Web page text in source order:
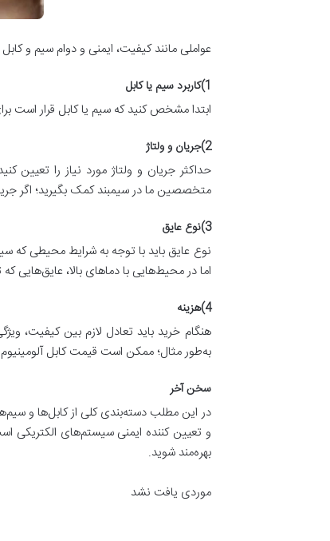
عواملی مانند کیفیت، ایمنی و دوام سیم و
1)کاربرد سیم یا کابل
ابتدا مشخص کنید که سیم یا کابل قرار است
2)جریان و ولتاژ
حداکثر جریان و ولتاژ مورد نیاز را
متخصصین ما در سیمبند کمک بگیرید؛ اگر
3)نوع عایق
نوع عایق باید با توجه به شرایط محیطی
اما در محیط‌هایی با دماهای بالا، عایق‌هایی
4)هزینه
هنگام خرید باید تعادل لازم بین کیفیت،
به‌طور مثال؛ ممکن است قیمت کابل
سخن آخر
در این مطلب دسته‌بندی کلی از کابل‌ها و
و تعیین کننده ایمنی سیستم‌های الکتریکی
بهره‌مند شوید.
موردی یافت نشد